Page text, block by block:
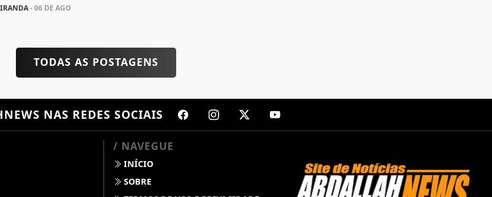
- 06 DE AGO
TODAS AS POSTAGENS
NAS REDES SOCIAIS
/ NAVEGUE
INÍCIO
SOBRE